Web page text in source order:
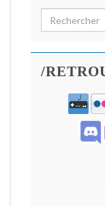
Search for:
/